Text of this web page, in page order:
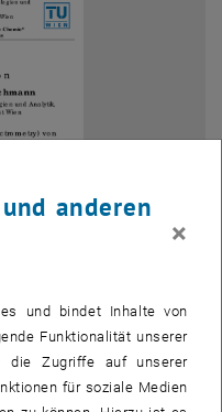
Bild
des Arbeitsbereiches
Vorsitzender und
Distributed
anderen
×
und bindet Inhalte von
Funktionalität unserer
die Zugriffe auf unserer
für soziale Medien